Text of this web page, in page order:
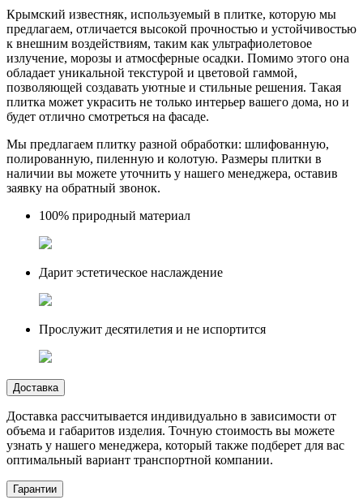
Крымский известняк, используемый в плитке, которую мы
предлагаем, отличается высокой прочностью и устойчивостью
к внешним воздействиям, таким как ультрафиолетовое
излучение, морозы и атмосферные осадки. Помимо этого она
обладает уникальной текстурой и цветовой гаммой,
позволяющей создавать уютные и стильные решения. Такая
плитка может украсить не только интерьер вашего дома, но и
будет отлично смотреться на фасаде.
Мы предлагаем плитку разной обработки: шлифованную,
полированную, пиленную и колотую. Размеры плитки в
наличии вы можете уточнить у нашего менеджера, оставив
заявку на обратный звонок.
100% природный материал
Дарит эстетическое наслаждение
Прослужит десятилетия и не испортится
Доставка
Доставка рассчитывается индивидуально в зависимости от
объема и габаритов изделия. Точную стоимость вы можете
узнать у нашего менеджера, который также подберет для вас
оптимальный вариант транспортной компании.
Гарантии